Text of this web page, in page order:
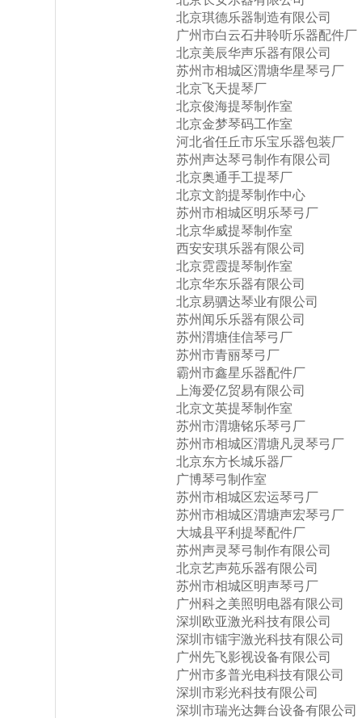
北京琪德乐器制造有限公司
广州市白云石井聆听乐器配件厂
北京美辰华声乐器有限公司
苏州市相城区渭塘华星琴弓厂
北京飞天提琴厂
北京俊海提琴制作室
北京金梦琴码工作室
河北省任丘市乐宝乐器包装厂
苏州声达琴弓制作有限公司
北京奥通手工提琴厂
北京文韵提琴制作中心
苏州市相城区明乐琴弓厂
北京华威提琴制作室
西安安琪乐器有限公司
北京霓霞提琴制作室
北京华东乐器有限公司
北京易驷达琴业有限公司
苏州闻乐乐器有限公司
苏州渭塘佳信琴弓厂
苏州市青丽琴弓厂
霸州市鑫星乐器配件厂
上海爱亿贸易有限公司
北京文英提琴制作室
苏州市渭塘铭乐琴弓厂
苏州市相城区渭塘凡灵琴弓厂
北京东方长城乐器厂
广博琴弓制作室
苏州市相城区宏运琴弓厂
苏州市相城区渭塘声宏琴弓厂
大城县平利提琴配件厂
苏州声灵琴弓制作有限公司
北京艺声苑乐器有限公司
苏州市相城区明声琴弓厂
广州科之美照明电器有限公司
深圳欧亚激光科技有限公司
深圳市镭宇激光科技有限公司
广州先飞影视设备有限公司
广州市多普光电科技有限公司
深圳市彩光科技有限公司
深圳市瑞光达舞台设备有限公司